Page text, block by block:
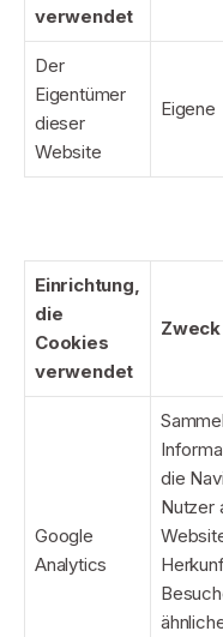
verwendet
Der
Eigentümer
dieser
Website
Eigene
Einrichtung,
die
Cookies
verwendet
Zweck
Google
Analytics
die
Nutzer